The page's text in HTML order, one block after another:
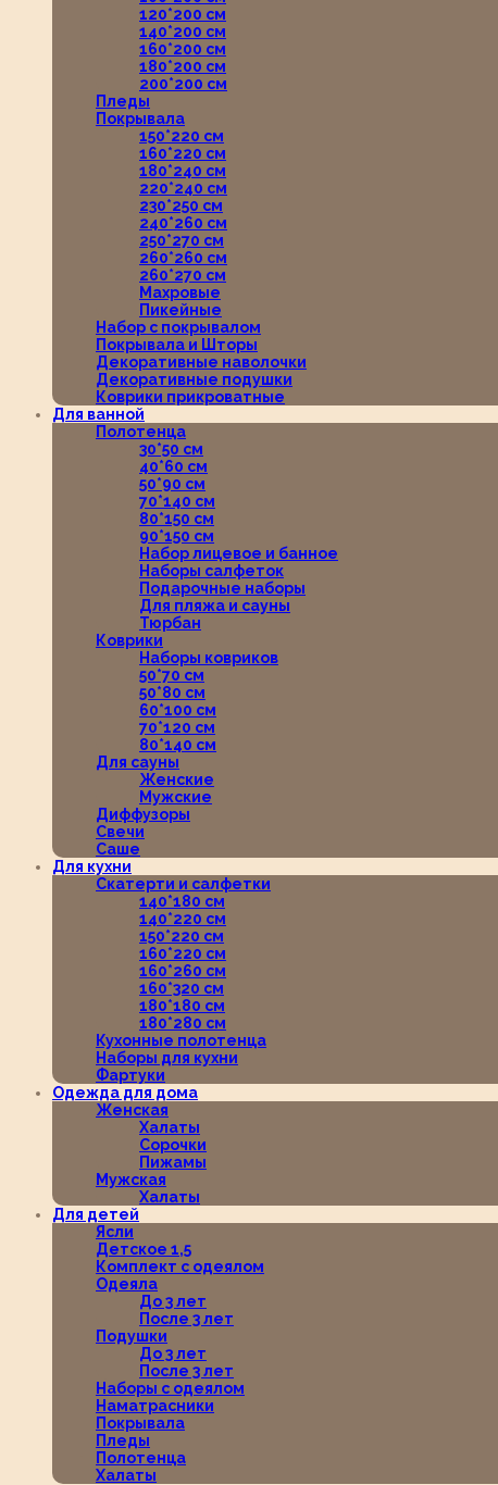
120*200 см
140*200 см
160*200 см
180*200 см
200*200 см
Пледы
Покрывала
150*220 см
160*220 см
180*240 см
220*240 см
230*250 см
240*260 см
250*270 см
260*260 см
260*270 см
Махровые
Пикейные
Набор с покрывалом
Покрывала и Шторы
Декоративные наволочки
Декоративные подушки
Коврики прикроватные
Для ванной
Полотенца
30*50 см
40*60 см
50*90 см
70*140 см
80*150 см
90*150 см
Набор лицевое и банное
Наборы салфеток
Подарочные наборы
Для пляжа и сауны
Тюрбан
Коврики
Наборы ковриков
50*70 см
50*80 см
60*100 см
70*120 см
80*140 см
Для сауны
Женские
Мужские
Диффузоры
Свечи
Саше
Для кухни
Скатерти и салфетки
140*180 см
140*220 см
150*220 см
160*220 см
160*260 см
160*320 см
180*180 см
180*280 см
Кухонные полотенца
Наборы для кухни
Фартуки
Одежда для дома
Женская
Халаты
Сорочки
Пижамы
Мужская
Халаты
Для детей
Ясли
Детское 1,5
Комплект с одеялом
Одеяла
До 3 лет
После 3 лет
Подушки
До 3 лет
После 3 лет
Наборы с одеялом
Наматрасники
Покрывала
Пледы
Полотенца
Халаты